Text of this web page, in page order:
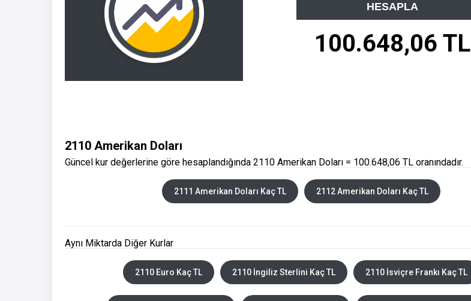
HESAPLA
100.648,06 TL
2110 Amerikan Doları
Güncel kur değerlerine göre hesaplandığında 2110 Amerikan Doları = 100.648,06 TL oranındadır.
2111 Amerikan Doları Kaç TL 2112 Amerikan Doları Kaç TL
Aynı Miktarda Diğer Kurlar
2110 Euro Kaç TL 2110 İngiliz Sterlini Kaç TL 2110 İsviçre Frankı Kaç TL